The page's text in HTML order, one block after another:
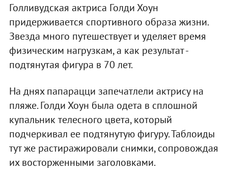
Голливудская актриса Голди Хоун
придерживается спортивного образа жизни.
Звезда много путешествует и уделяет время
физическим нагрузкам, а как результат -
подтянутая фигура в 70 лет.
На днях папарацци запечатлели актрису на
пляже. Голди Хоун была одета в сплошной
купальник телесного цвета, который
подчеркивал ее подтянутую фигуру. Таблоиды
тут же растиражировали снимки, сопровождая
их восторженными заголовками.